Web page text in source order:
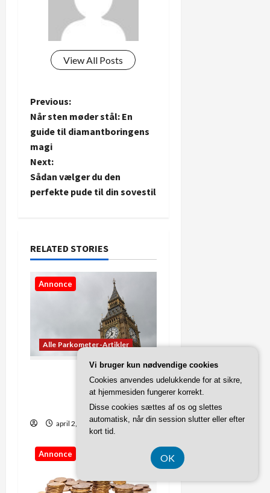
View All Posts
P
o
s
t
v
t
Previous:
Når sten møder stål: En
guide til diamantboringens
magi
Next:
Sådan vælger du den
perfekte pude til din sovestil
RELATED STORIES
Annonce
Alle Parkometer-Artikler
De bedste apps til at se
præcis, hvad klokken er
april 2, 2026
Annonce
Vi bruger kun nødvendige cookies
Cookies anvendes udelukkende for at sikre,
at hjemmesiden fungerer korrekt.
Disse cookies sættes af os og slettes
automatisk, når din session slutter eller efter
kort tid.
OK